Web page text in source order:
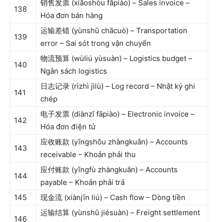
138
销售发票 (xiāoshòu fāpiào) – Sales invoice –
Hóa đơn bán hàng
139
运输差错 (yùnshū chācuò) – Transportation
error – Sai sót trong vận chuyển
140
物流预算 (wùliú yùsuàn) – Logistics budget –
Ngân sách logistics
141
日志记录 (rìzhì jìlù) – Log record – Nhật ký ghi
chép
142
电子发票 (diànzǐ fāpiào) – Electronic invoice –
Hóa đơn điện tử
143
应收账款 (yīngshōu zhàngkuǎn) – Accounts
receivable – Khoản phải thu
144
应付账款 (yīngfù zhàngkuǎn) – Accounts
payable – Khoản phải trả
145
现金流 (xiànjīn liú) – Cash flow – Dòng tiền
146
运输结算 (yùnshū jiésuàn) – Freight settlement